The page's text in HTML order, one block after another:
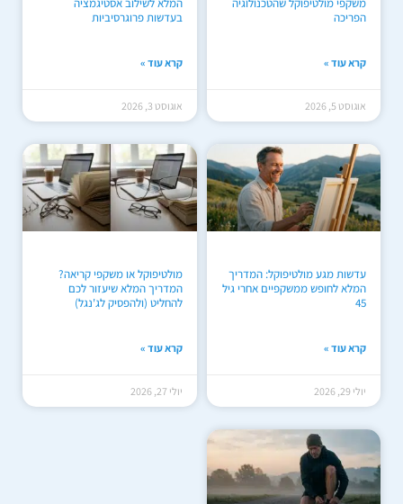
הפריכה
קרא עוד »
אוגוסט 5, 2026
בעדשות פרוגרסיביות
קרא עוד »
אוגוסט 3, 2026
עדשות מגע מולטיפוקל: המדריך
המלא לחופש ממשקפיים אחרי גיל
45
קרא עוד »
יולי 29, 2026
מולטיפוקל או משקפי קריאה?
המדריך המלא שיעזור לכם
להחליט (ולהפסיק לג'נגל)
קרא עוד »
יולי 27, 2026